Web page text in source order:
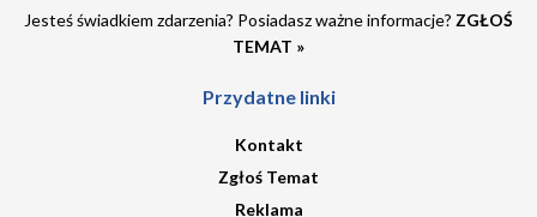
Jesteś świadkiem zdarzenia? Posiadasz ważne informacje? ZGŁOŚ
TEMAT »
Przydatne linki
Kontakt
Zgłoś Temat
Reklama